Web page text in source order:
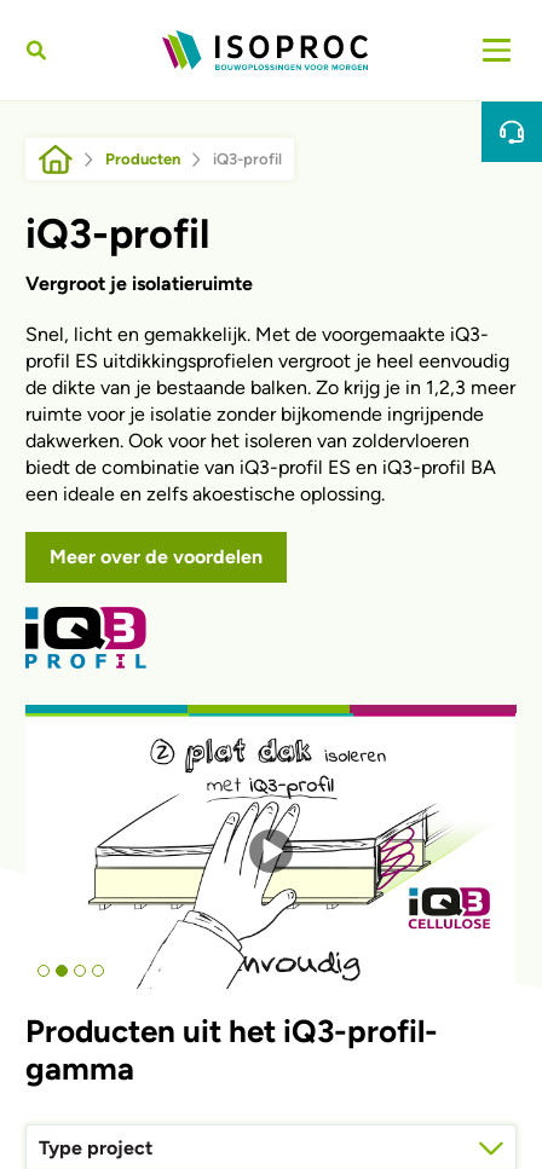
Kruimelpad
Producten iQ3-profil
iQ3-profil
Vergroot je isolatieruimte
Snel, licht en gemakkelijk. Met de voorgemaakte iQ3-
profil ES uitdikkingsprofielen vergroot je heel eenvoudig
de dikte van je bestaande balken. Zo krijg je in 1,2,3 meer
ruimte voor je isolatie zonder bijkomende ingrijpende
dakwerken. Ook voor het isoleren van zoldervloeren
biedt de combinatie van iQ3-profil ES en iQ3-profil BA
een ideale en zelfs akoestische oplossing.
Meer over de voordelen
Producten uit het iQ3-profil-
gamma
Type project